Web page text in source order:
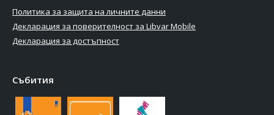
Политика за защита на личните данни
Декларация за поверителност за Libvar Mobile
Декларация за достъпност
Събития